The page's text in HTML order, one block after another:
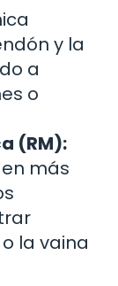
y la
a
o
(RM):
más
la vaina